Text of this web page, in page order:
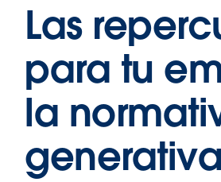
Las
para tu
la
generativa